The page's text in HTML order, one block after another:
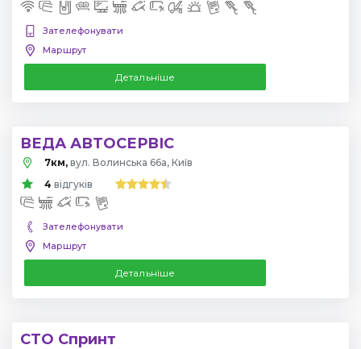
Зателефонувати
Маршрут
Детальніше
ВЕДА АВТОСЕРВІС
7км, вул. Волинська 66а, Київ
4 відгуків
Зателефонувати
Маршрут
Детальніше
СТО Спринт